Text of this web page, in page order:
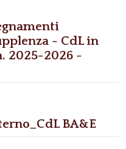
- CdL in
2025-2026 -
BA&E